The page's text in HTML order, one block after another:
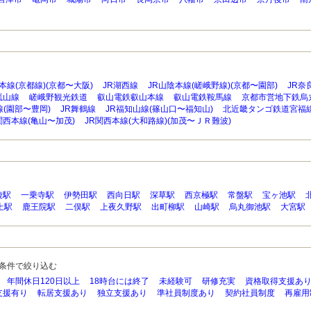
線(京都線)(京都〜大阪) JR湖西線 JR山陰本線(嵯峨野線)(京都〜園部)
JR奈
山線
嵯峨野観光鉄道 叡山電鉄叡山本線 叡山電鉄鞍馬線
京都市営地下鉄烏
(園部〜豊岡)
JR舞鶴線 JR福知山線(篠山口〜福知山)
北近畿タンゴ鉄道宮福
西本線(亀山〜加茂)
JR関西本線(大和路線)(加茂〜ＪＲ難波)
駅 一乗寺駅 伊勢田駅 西向日駅 深草駅 西京極駅 常盤駅 宝ヶ池駅
駅
鹿王院駅 二俣駅 上夜久野駅 出町柳駅 山崎駅 烏丸御池駅 大宮駅
件で絞り込む
年間休日120日以上
18時台には終了 未経験可 研修充実
資格取得支援あり
援有り
転居支援あり 独立支援あり 準社員制度あり 契約社員制度 再雇